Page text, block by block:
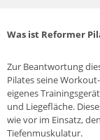
Was ist Reformer
Zur Beantwortung
Pilates seine
eigenes
und Liegefläche.
wie vor im Einsatz,
Tiefenmuskulatur.